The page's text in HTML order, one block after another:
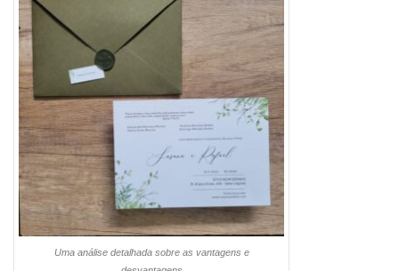
Uma análise detalhada sobre as vantagens e